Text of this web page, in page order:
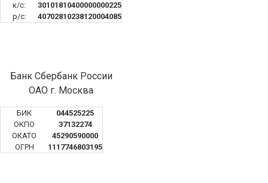
к/с:
30101810400000000225
р/с:
40702810238120004085
Банк Сбербанк России
ОАО г. Москва
БИК
044525225
ОКПО
37132274
ОКАТО
45290590000
ОГРН
1117746803195